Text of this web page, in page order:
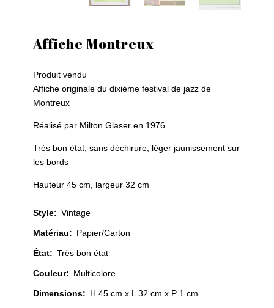
Affiche Montreux
Produit vendu
Affiche originale du dixième festival de jazz de
Montreux
Réalisé par Milton Glaser en 1976
Très bon état, sans déchirure; léger jaunissement sur
les bords
Hauteur 45 cm, largeur 32 cm
Style: Vintage
Matériau: Papier/Carton
État: Très bon état
Couleur: Multicolore
Dimensions: H 45 cm x L 32 cm x P 1 cm